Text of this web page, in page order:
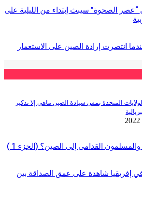
الصحوة” سيبث إبتداء من الليلية على
انتصرت إرادة الصين على الاستعمار
الولايات المتحدة بمس سيادة الصين ماهي إلا تذكير
القدامى إلى الصين؟ (الجزء 1 )
إفريقيا شاهدة على عمق الصداقة بين